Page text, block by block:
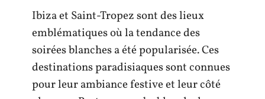
Ibiza et Saint-Tropez sont des lieux
emblématiques où la tendance des
soirées blanches a été popularisée. Ces
destinations paradisiaques sont connues
pour leur ambiance festive et leur côté